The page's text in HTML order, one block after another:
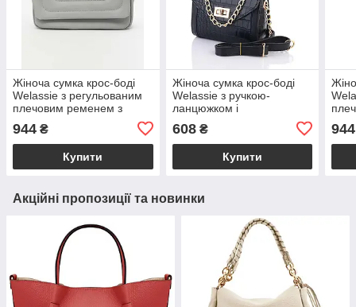
Жіноча сумка крос-боді
Welassie з регульованим
плечовим ременем з
«Тіффані»
944 ₴
Купити
Жіноча сумка крос-боді
Welassie з ручкою-
ланцюжком і
регульованим плечовим
ременем чорного кольору
«Бесс»
608₴
Купити
944
Акційні пропозиції та новинки